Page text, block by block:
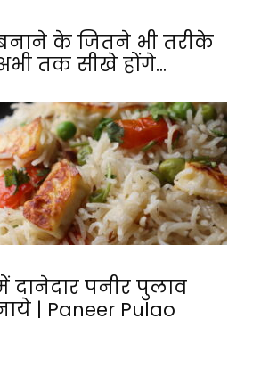
के जितने भी तरीके
तक सीखे होंगे...
पनीर पुलाव
| Paneer Pulao